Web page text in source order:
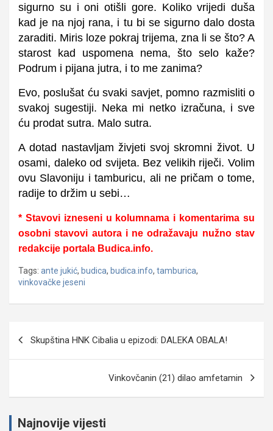
sigurno su i oni otišli gore. Koliko vrijedi duša
kad je na njoj rana, i tu bi se sigurno dalo dosta
zaraditi. Miris loze pokraj trijema, zna li se što? A
starost kad uspomena nema, što selo kaže?
Podrum i pijana jutra, i to me zanima?
Evo, poslušat ću svaki savjet, pomno razmisliti o
svakoj sugestiji. Neka mi netko izračuna, i sve
ću prodat sutra. Malo sutra.
A dotad nastavljam živjeti svoj skromni život. U
osami, daleko od svijeta. Bez velikih riječi. Volim
ovu Slavoniju i tamburicu, ali ne pričam o tome,
radije to držim u sebi…
* Stavovi izneseni u kolumnama i komentarima su
osobni stavovi autora i ne odražavaju nužno stav
redakcije portala Budica.info.
Tags: ante jukić, budica, budica.info, tamburica,
vinkovačke jeseni
objava
Skupština HNK Cibalia u epizodi: DALEKA OBALA!
Vinkovčanin (21) dilao amfetamin
Najnovije vijesti